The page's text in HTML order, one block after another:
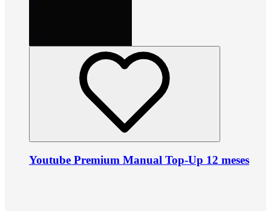
Youtube Premium Manual Top-Up 12 meses